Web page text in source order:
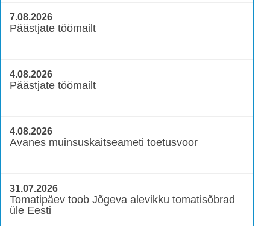
7.08.2026
Päästjate töömailt
4.08.2026
Päästjate töömailt
4.08.2026
Avanes muinsuskaitseameti toetusvoor
31.07.2026
Tomatipäev toob Jõgeva alevikku tomatisõbrad
üle Eesti